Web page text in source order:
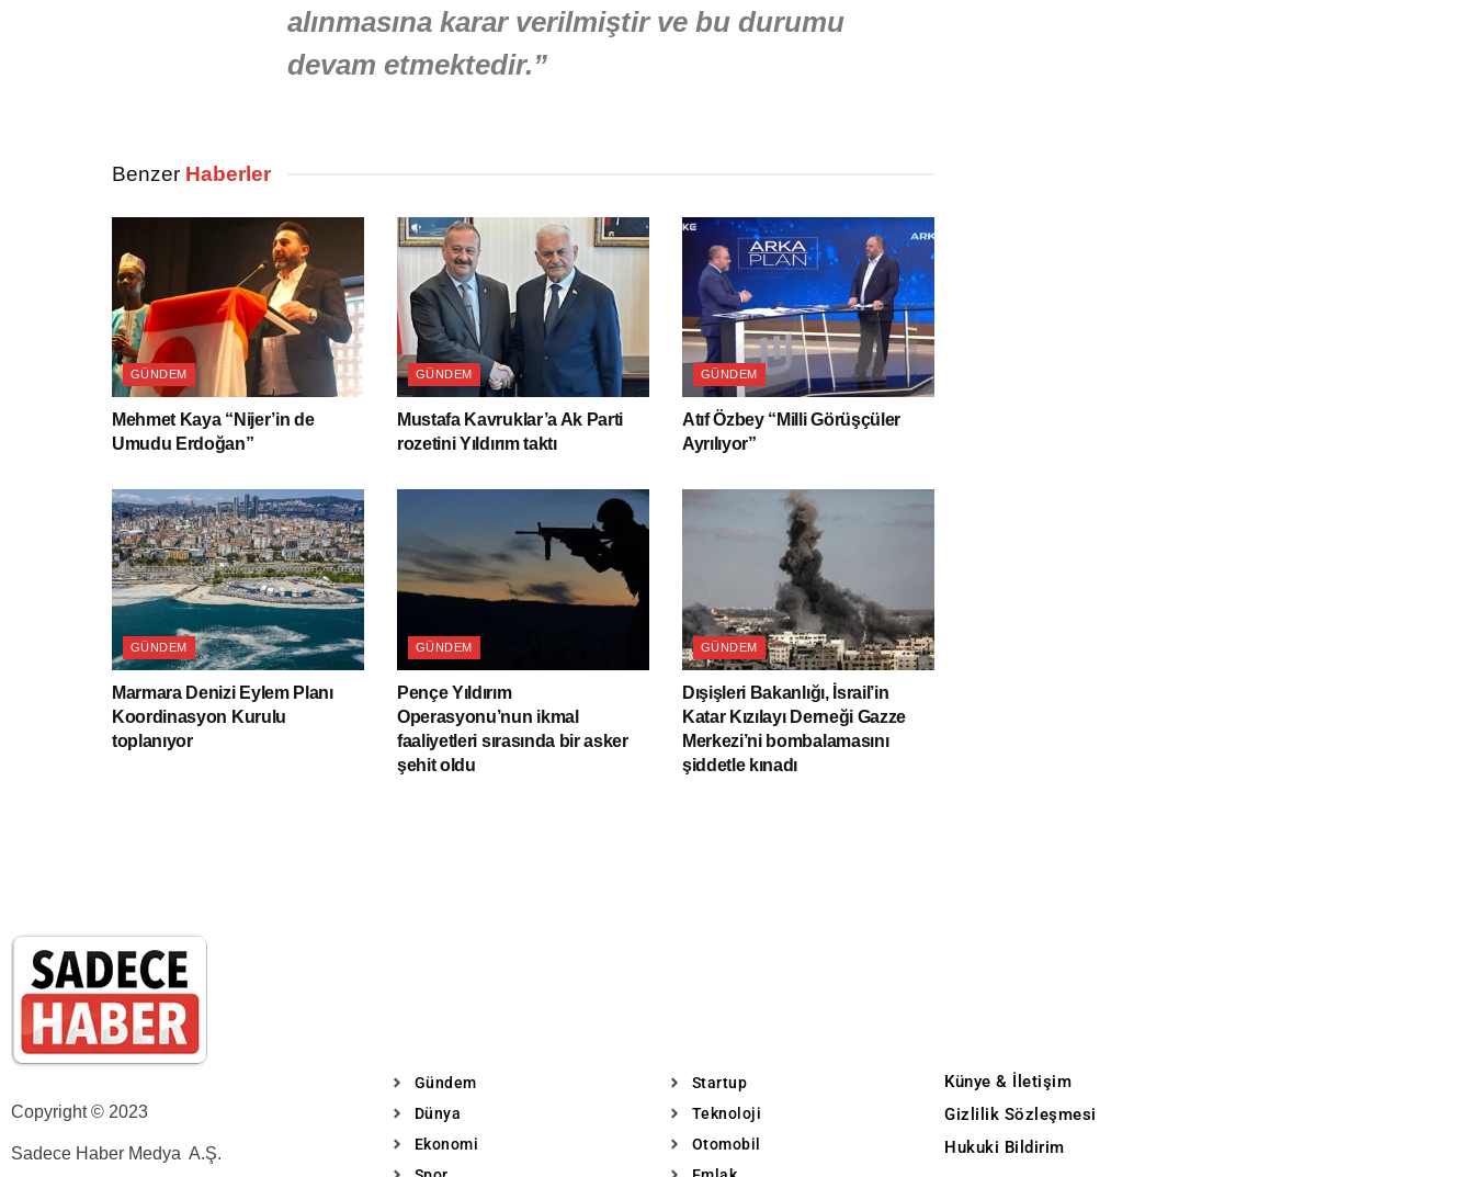
alınmasına karar verilmiştir ve bu durumu
devam etmektedir.”
Benzer Haberler
GÜNDEM
Mehmet Kaya “Nijer’in de
Umudu Erdoğan”
GÜNDEM
Mustafa Kavruklar’a Ak Parti
rozetini Yıldırım taktı
GÜNDEM
Atıf Özbey “Milli Görüşçüler
Ayrılıyor”
GÜNDEM
Marmara Denizi Eylem Planı
Koordinasyon Kurulu
toplanıyor
GÜNDEM
Pençe Yıldırım
Operasyonu’nun ikmal
faaliyetleri sırasında bir asker
şehit oldu
GÜNDEM
Dışişleri Bakanlığı, İsrail’in
Katar Kızılayı Derneği Gazze
Merkezi’ni bombalamasını
şiddetle kınadı
Copyright © 2023
Sadece Haber Medya A.Ş.
Gündem
Dünya
Ekonomi
Startup
Teknoloji
Otomobil
Künye & İletişim
Gizlilik Sözleşmesi
Hukuki Bildirim